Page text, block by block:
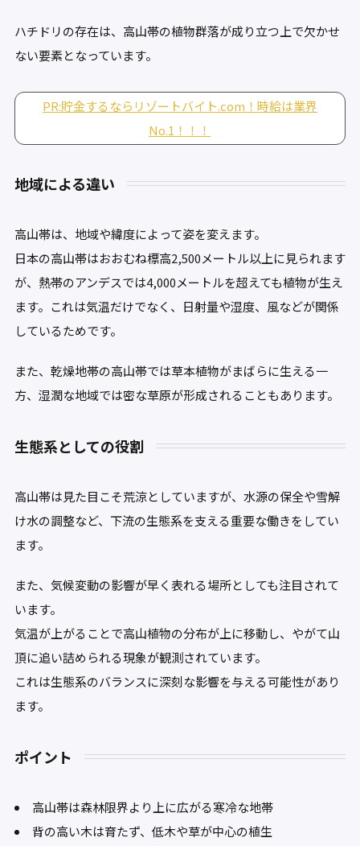
ハチドリの存在は、高山帯の植物群落が成り立つ上で欠かせ
ない要素となっています。
PR:貯金するならリゾートバイト.com！時給は業界
No.1！！！
地域による違い
高山帯は、地域や緯度によって姿を変えます。
日本の高山帯はおおむね標高2,500メートル以上に見られます
が、熱帯のアンデスでは4,000メートルを超えても植物が生え
ます。これは気温だけでなく、日射量や湿度、風などが関係
しているためです。
また、乾燥地帯の高山帯では草本植物がまばらに生える一
方、湿潤な地域では密な草原が形成されることもあります。
生態系としての役割
高山帯は見た目こそ荒涼としていますが、水源の保全や雪解
け水の調整など、下流の生態系を支える重要な働きをしてい
ます。
また、気候変動の影響が早く表れる場所としても注目されて
います。
気温が上がることで高山植物の分布が上に移動し、やがて山
頂に追い詰められる現象が観測されています。
これは生態系のバランスに深刻な影響を与える可能性があり
ます。
ポイント
高山帯は森林限界より上に広がる寒冷な地帯
背の高い木は育たず、低木や草が中心の植生